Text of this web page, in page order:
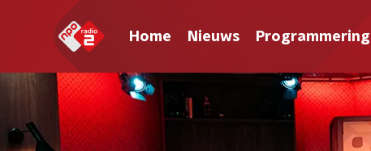
Home Nieuws Programmering